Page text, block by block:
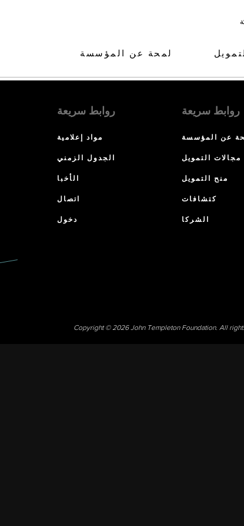
لمحة عن المؤسسة
روابط سريعة
مواد إعلامية
الجدول الزمني
الأخبا
اتصال
دخول
روابط سريعة
عن المؤسسة
مجالات التمويل
منح التمويل
كتشافات
الشركا
Copyright © 2026 John Templeton Foundation. All